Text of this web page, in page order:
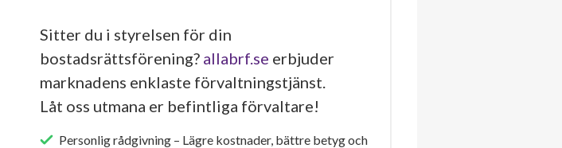
Sitter du i styrelsen för din
bostadsrättsförening? allabrf.se erbjuder
marknadens enklaste förvaltningstjänst.
Låt oss utmana er befintliga förvaltare!
Personlig rådgivning – Lägre kostnader, bättre betyg och